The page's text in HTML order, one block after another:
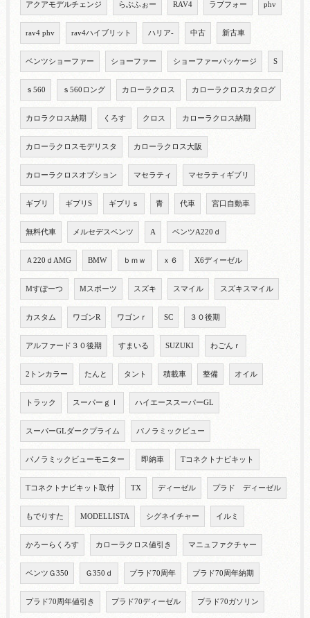
アクアモデルチェンジ らぶふぉー RAV4 ラブフォー phv
rav4 phv rav4ハイブリット ハリア- 中古 新古車
ベンツショーファー ショーファー ショーファーパッケージ S
ｓ560 ｓ560ロング カローラクロス カローラクロスカタログ
カロラクロス納期 くろす クロス カローラクロス納期
カローラクロスモデリスタ カローラクロス大阪
カローラクロスオプション マセラティ マセラティギブリ
ギブリ ギブリS ギブリｓ 青 代車 宮口自動車
無料代車 メルセデスベンツ A ベンツA220ｄ
Ａ220ｄAMG BMW ｂｍｗ ｘ６ X6ディーゼル
Mすぽーつ Mスポーツ スズキ スマイル スズキスマイル
カスタム ワゴンR ワゴンｒ SC ３０後期
アルファード３０後期 すまいる SUZUKI わごんｒ
2トンカラー たんと タント 積載車 整備 オイル
トラック スーパーｇｌ ハイエーススーパーGL
スーパーGLダークプライム パノラミックビュー
パノラミックビューモニター 即納車 Tコネクトナビキット
Tコネクトナビキット取付 TX ディーゼル プラド ディーゼル
もでりすた MODELLISTA シグネイチャー イルミ
かろーらくろす カローラクロス値引き マニュファクチャー
ベンツＧ350 Ｇ350ｄ プラド70周年 プラド70周年納期
プラド70周年値引き プラド70ディーゼル プラド70ガソリン